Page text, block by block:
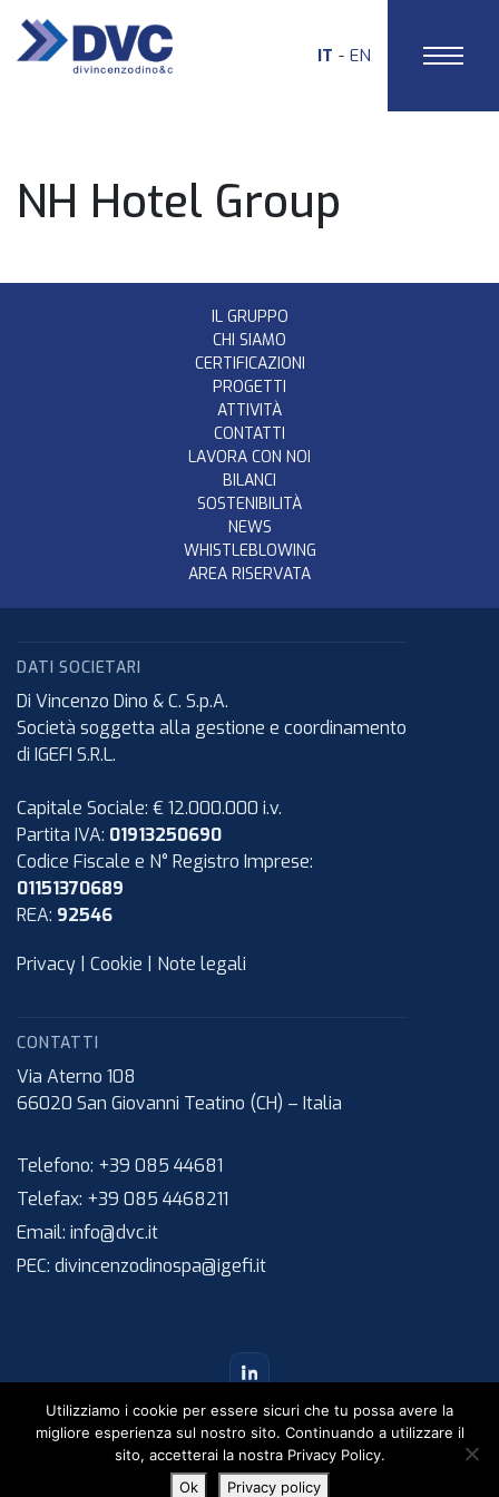
IT EN
NH Hotel Group
IL GRUPPO
CHI SIAMO
CERTIFICAZIONI
PROGETTI
ATTIVITÀ
CONTATTI
LAVORA CON NOI
BILANCI
SOSTENIBILITÀ
NEWS
WHISTLEBLOWING
AREA RISERVATA
DATI SOCIETARI
Di Vincenzo Dino & C. S.p.A.
Società soggetta alla gestione e coordinamento
di IGEFI S.R.L.
Capitale Sociale: € 12.000.000 i.v.
Partita IVA: 01913250690
Codice Fiscale e N° Registro Imprese:
01151370689
REA: 92546
Privacy Cookie Note legali
CONTATTI
Via Aterno 108
66020 San Giovanni Teatino (CH) – Italia
Telefono: +39 085 44681
Telefax: +39 085 4468211
Email: info@dvc.it
PEC: divincenzodinospa@igefi.it
Di Vincenzo Dino & C. S.p.A. – Tutti i diritti riservati.
EN
Utilizziamo i cookie per essere sicuri che tu possa avere la
migliore esperienza sul nostro sito. Continuando a utilizzare il
sito, accetterai la nostra Privacy Policy.
Ok
Privacy policy